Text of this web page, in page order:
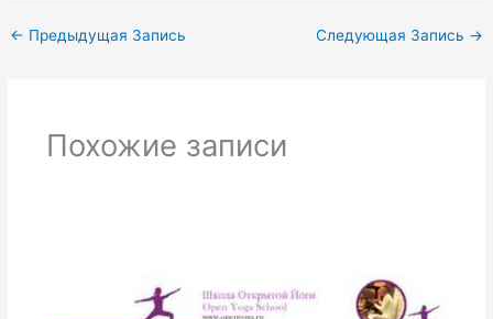
← Предыдущая Запись Следующая Запись →
Похожие записи